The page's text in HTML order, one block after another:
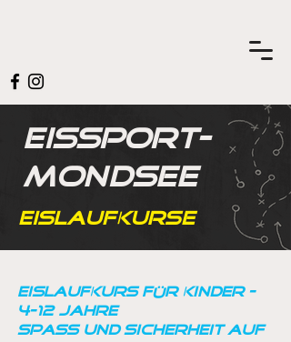
EISSPORT-
MONDSEE
Eislaufkurse
Eislaufkurs für Kinder -
4-12 Jahre
Spass und Sicherheit auf